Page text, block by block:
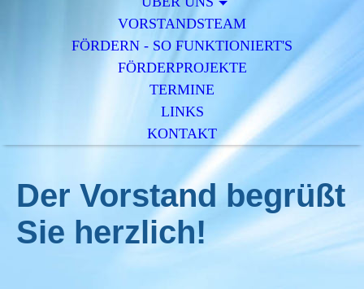
VORSTANDSTEAM
FÖRDERN - SO FUNKTIONIERT'S
FÖRDERPROJEKTE
TERMINE
LINKS
KONTAKT
Der Vorstand begrüßt
Sie herzlich!